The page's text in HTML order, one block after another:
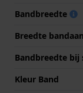
Bandbreedte
Breedte
Bandbreedte bij
Kleur Band